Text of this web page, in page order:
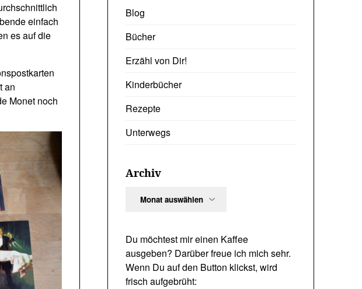
einfach
es auf die
an
Monet noch
Blog
Bücher
Erzähl von Dir!
Kinderbücher
Rezepte
Unterwegs
Archiv
Du möchtest mir einen Kaffee
ausgeben? Darüber freue ich mich sehr.
Wenn Du auf den Button klickst, wird
frisch aufgebrüht: